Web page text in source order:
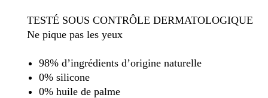
TESTÉ SOUS CONTRÔLE DERMATOLOGIQUE
Ne pique pas les yeux
98% d’ingrédients d’origine naturelle
0% silicone
0% huile de palme